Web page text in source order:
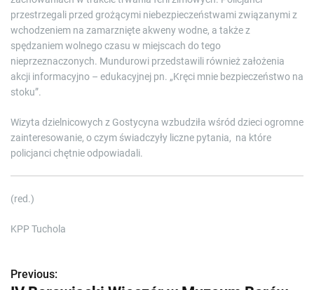
przestrzegali przed grożącymi niebezpieczeństwami związanymi z
wchodzeniem na zamarznięte akweny wodne, a także z
spędzaniem wolnego czasu w miejscach do tego
nieprzeznaczonych. Mundurowi przedstawili również założenia
akcji informacyjno – edukacyjnej pn. „Kręci mnie bezpieczeństwo na
stoku”.
Wizyta dzielnicowych z Gostycyna wzbudziła wśród dzieci ogromne
zainteresowanie, o czym świadczyły liczne pytania, na które
policjanci chętnie odpowiadali.
(red.)
KPP Tuchola
Z
Previous: